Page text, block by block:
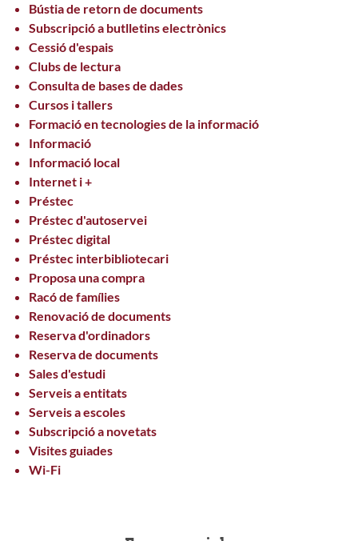
Bústia de retorn de documents
Subscripció a butlletins electrònics
Cessió d'espais
Clubs de lectura
Consulta de bases de dades
Cursos i tallers
Formació en tecnologies de la informació
Informació
Informació local
Internet i +
Préstec
Préstec d'autoservei
Préstec digital
Préstec interbibliotecari
Proposa una compra
Racó de famílies
Renovació de documents
Reserva d'ordinadors
Reserva de documents
Sales d'estudi
Serveis a entitats
Serveis a escoles
Subscripció a novetats
Visites guiades
Wi-Fi